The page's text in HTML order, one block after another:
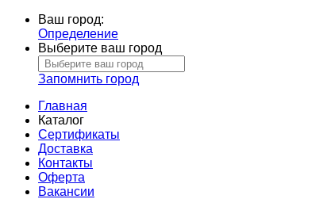
Ваш город:
Определение
Выберите ваш город
Запомнить город
Главная
Каталог
Сертификаты
Доставка
Контакты
Оферта
Вакансии